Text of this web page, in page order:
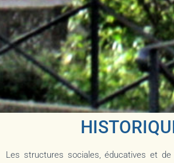
Les structures sociales, éducatives et de